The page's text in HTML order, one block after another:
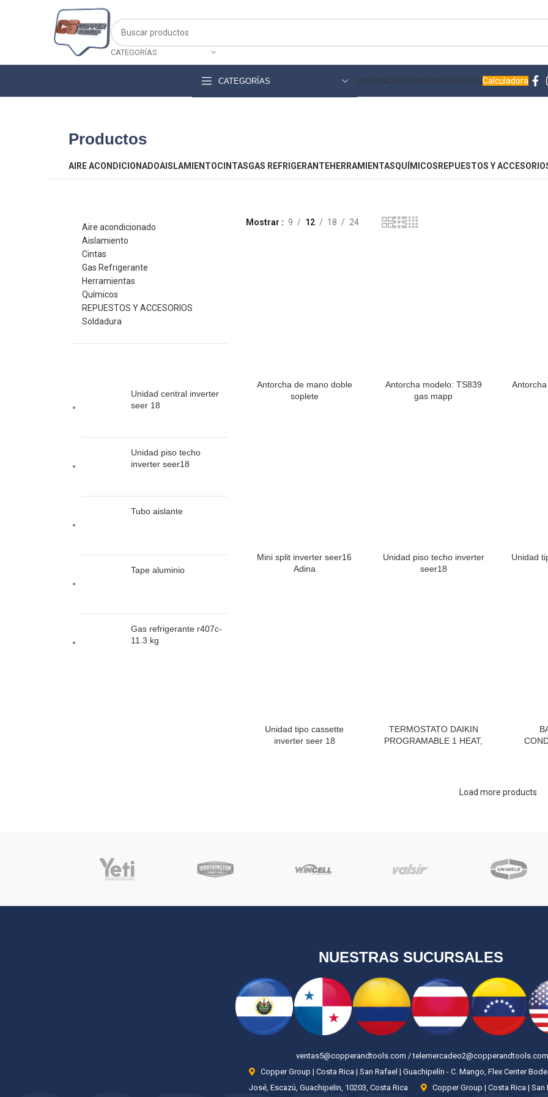
CATEGORÍAS
CATEGORÍAS INICIONOSOTROSEMPLEOBLOGCalculadora
Productos
AIRE ACONDICIONADOAISLAMIENTOCINTASGAS REFRIGERANTEHERRAMIENTASQUÍMICOS REPUESTOS Y
Aire acondicionado
Aislamiento
Cintas
Gas Refrigerante
Herramientas
Químicos
REPUESTOS Y ACCESORIOS
Soldadura
Unidad central inverter
seer 18
Unidad piso techo
inverter seer18
Tubo aislante
Tape aluminio
Gas refrigerante r407c-
11.3 kg
Mostrar 9 12 18 24
Antorcha de mano doble
soplete
Antorcha modelo: TS839
gas mapp
Mini split inverter seer16
Adina
Unidad piso techo inverter
seer18
Unidad
Unidad tipo cassette
inverter seer 18
TERMOSTATO DAIKIN
PROGRAMABLE 1 HEAT,
Load more products
NUESTRAS SUCURSALES
ventas5@copperandtools.com / telemercadeo2@copperandtools.com
Copper Group | Costa Rica | San Rafael | Guachipelín - C. Mango, Flex Center
José, Escazú, Guachipelin, 10203, Costa Rica
Copper Group | Costa Rica | San
Descarga nuestro catálogo de productos